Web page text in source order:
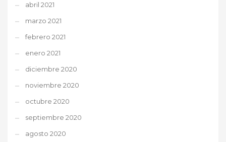
abril 2021
marzo 2021
febrero 2021
enero 2021
diciembre 2020
noviembre 2020
octubre 2020
septiembre 2020
agosto 2020